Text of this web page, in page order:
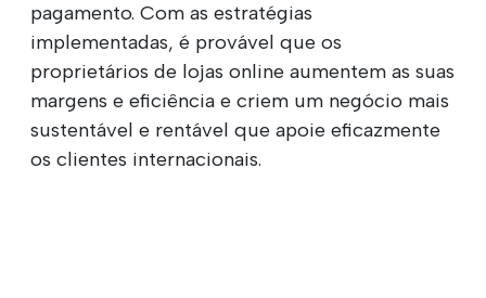
pagamento. Com as estratégias
implementadas, é provável que os
proprietários de lojas online aumentem as suas
margens e eficiência e criem um negócio mais
sustentável e rentável que apoie eficazmente
os clientes internacionais.